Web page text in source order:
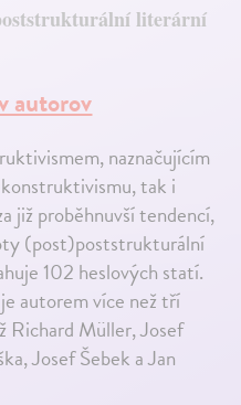
literární
autorov
naznačujícím
tak i
již proběhnuvší tendencí,
(post)poststrukturální
102 heslových statí.
autorem více než tří
Richard Müller, Josef
Josef Šebek a Jan